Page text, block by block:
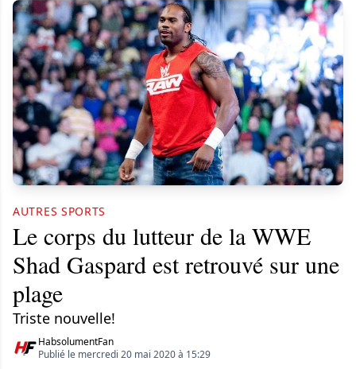
AUTRES SPORTS
Le corps du lutteur de la WWE
Shad Gaspard est retrouvé sur une
plage
Triste nouvelle!
HabsolumentFan
Publié le mercredi 20 mai 2020 à 15:29